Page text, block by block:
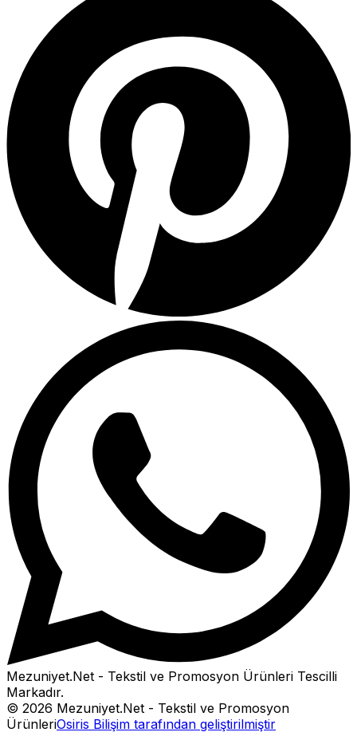
Mezuniyet.Net - Tekstil ve Promosyon Ürünleri Tescilli
Markadır.
© 2026 Mezuniyet.Net - Tekstil ve Promosyon
ÜrünleriOsiris Bilişim tarafından geliştirilmiştir